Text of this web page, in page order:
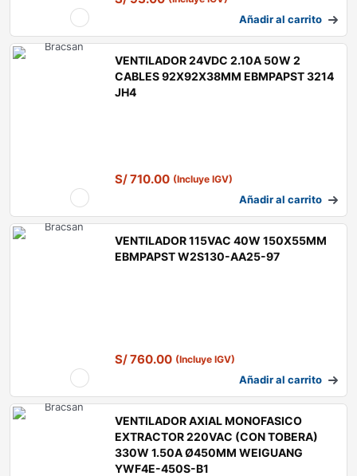
Añadir al carrito
VENTILADOR 24VDC 2.10A 50W 2
CABLES 92X92X38MM EBMPAPST 3214
JH4
S/710.00 (Incluye IGV)
Añadir al carrito
VENTILADOR 115VAC 40W 150X55MM
EBMPAPST W2S130-AA25-97
S/760.00 (Incluye IGV)
Añadir al carrito
VENTILADOR AXIAL MONOFASICO
EXTRACTOR 220VAC (CON TOBERA)
330W 1.50A Ø450MM WEIGUANG
YWF4E-450S-B1